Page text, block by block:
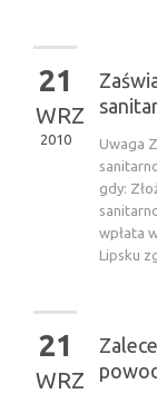
21
WRZ
2010
Uwaga
gdy:
wpłata
Lipsku
21
WRZ